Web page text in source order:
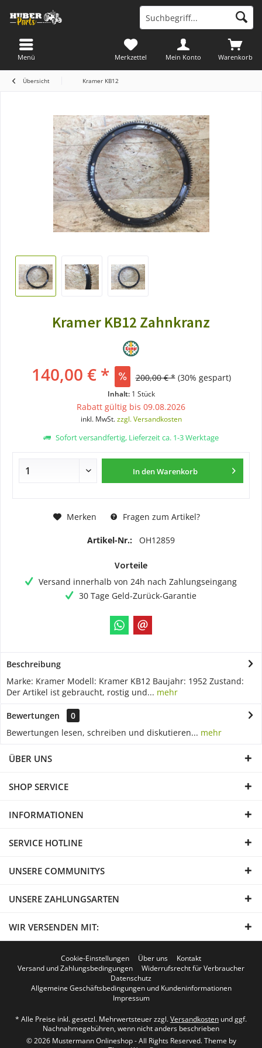
Warenkorb
Merkzettel Mein Konto
Menü
Übersicht Kramer KB12
Kramer KB12 Zahnkranz
140,00 € * 200,00 € * (30% gespart)
Inhalt: 1 Stück
Rabatt gültig bis 09.08.2026
inkl. MwSt.zzgl. Versandkosten
Sofort versandfertig, Lieferzeit ca. 1-3 Werktage
In denWarenkorb
Merken Fragen zum Artikel?
Artikel-Nr.: OH12859
Vorteile
Versand innerhalb von 24h nach Zahlungseingang
30 Tage Geld-Zurück-Garantie
Beschreibung
Marke: Kramer Modell: Kramer KB12 Baujahr: 1952 Zustand:
Der Artikel ist gebraucht, rostig und... mehr
Bewertungen
0
Bewertungen lesen, schreiben und diskutieren... mehr
ÜBER UNS
SHOP SERVICE
INFORMATIONEN
SERVICE HOTLINE
UNSERE COMMUNITYS
UNSERE ZAHLUNGSARTEN
WIR VERSENDEN MIT:
Cookie-Einstellungen Über uns
Kontakt
Versand und Zahlungsbedingungen
Widerrufsrecht für Verbraucher
Datenschutz
Allgemeine Geschäftsbedingungen und Kundeninformationen
Impressum
* Alle Preise inkl. gesetzl. Mehrwertsteuer zzgl.Versandkosten und ggf.
Nachnahmegebühren, wenn nicht anders beschrieben
© 2026 Mustermann Onlineshop - All Rights Reserved. Theme by